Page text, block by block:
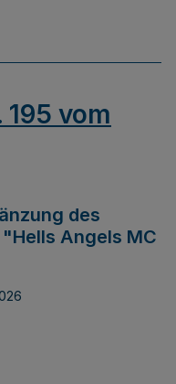
195 vom
des
Angels MC